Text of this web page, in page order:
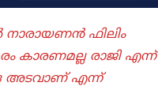
നാരായണൻ ഫിലിം
കാരണമല്ല രാജി എന്ന്
അടവാണ് എന്ന്